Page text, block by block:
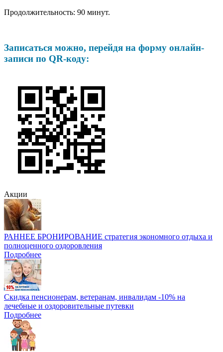
Продолжительность: 90 минут.
Записаться можно, перейдя на форму онлайн-
записи по QR-коду:
Акции
РАННЕЕ БРОНИРОВАНИЕ стратегия экономного отдыха и
полноценного оздоровления
Подробнее
Скидка пенсионерам, ветеранам, инвалидам -10% на
лечебные и оздоровительные путевки
Подробнее